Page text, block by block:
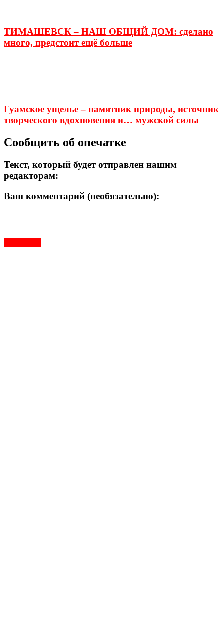
ТИМАШЕВСК – НАШ ОБЩИЙ ДОМ: сделано
много, предстоит ещё больше
Гуамское ущелье – памятник природы, источник
творческого вдохновения и… мужской силы
Сообщить об опечатке
Текст, который будет отправлен нашим
редакторам:
Ваш комментарий (необязательно):